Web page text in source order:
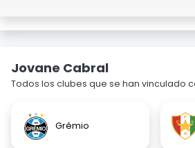
Jovane Cabral
Todos los clubes que se han vinculado
Grêmio